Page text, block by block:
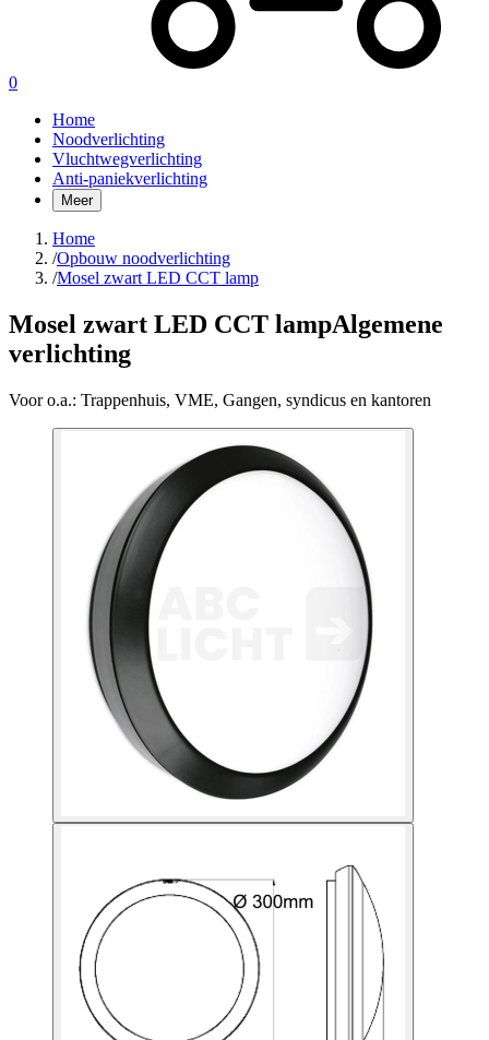
0
Home
Noodverlichting
Vluchtwegverlichting
Anti-paniekverlichting
Meer
Home
/Opbouw noodverlichting
/Mosel zwart LED CCT lamp
Mosel zwart LED CCT lampAlgemene
verlichting
Voor o.a.: Trappenhuis, VME, Gangen, syndicus en kantoren